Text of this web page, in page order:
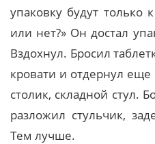
упаковку будут только
или нет?» Он достал
Вздохнул. Бросил
кровати и отдернул еще
столик, складной стул.
разложил стульчик,
Тем лучше.